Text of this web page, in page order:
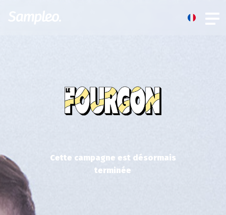
Cette campagne est désormais
terminée